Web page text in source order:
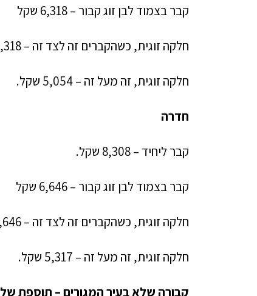
קבר בצמוד לבן זוג קבור – 6,318 שקל
חלקה זוגית, כשהקברים זה לצד זה – 6,318 שקל.
חלקה זוגית, זה מעל זה – 5,054 שקל.
חדרה
קבר ליחיד – 8,308 שקל.
קבר בצמוד לבן זוג קבור – 6,646 שקל
חלקה זוגית, כשהקברים זה לצד זה – 6,646 שקל.
חלקה זוגית, זה מעל זה – 5,317 שקל.
קבורה שלא בעיר המגורים – תוספת של 20%